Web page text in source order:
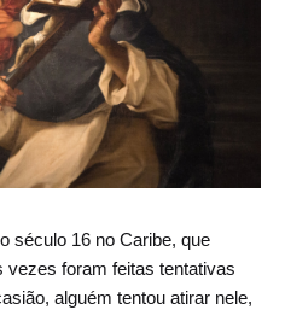
século 16 no Caribe, que
vezes foram feitas tentativas
alguém tentou atirar nele,